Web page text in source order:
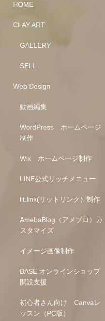
HOME
CLAY ART
GALLERY
SELL
Web Design
動画編集
WordPress ホームページ
制作
Wix ホームページ制作
LINE公式リッチメニュー
lit.link(リットリンク）制作
AmebaBlog（アメブロ）カ
スタマイズ
イメージ画像制作
BASE オンラインショップ
開設支援
初心者さん向け Canvaレ
ッスン（PC版）